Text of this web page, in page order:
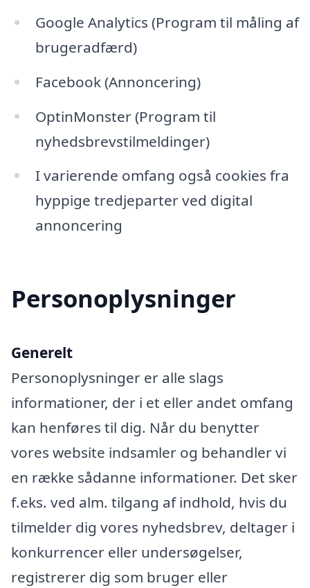
Google Analytics (Program til måling af
brugeradfærd)
Facebook (Annoncering)
OptinMonster (Program til
nyhedsbrevstilmeldinger)
I varierende omfang også cookies fra
hyppige tredjeparter ved digital
annoncering
Personoplysninger
Generelt
Personoplysninger er alle slags
informationer, der i et eller andet omfang
kan henføres til dig. Når du benytter
vores website indsamler og behandler vi
en række sådanne informationer. Det sker
f.eks. ved alm. tilgang af indhold, hvis du
tilmelder dig vores nyhedsbrev, deltager i
konkurrencer eller undersøgelser,
registrerer dig som bruger eller